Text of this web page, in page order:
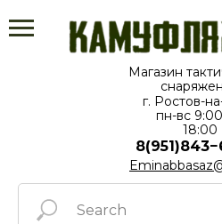
Магазин
г. Ростов-
пн-вс⁠
18:00